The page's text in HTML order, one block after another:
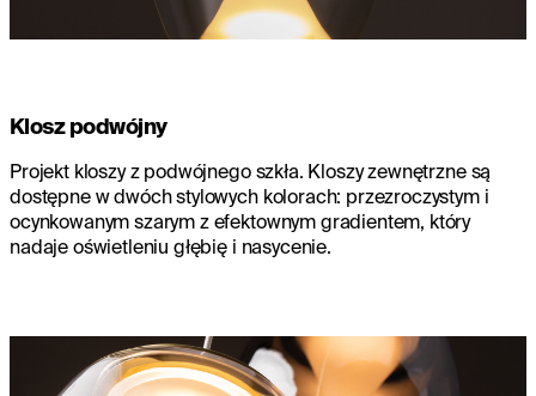
Klosz podwójny
Projekt kloszy z podwójnego szkła. Kloszy zewnętrzne są
dostępne w dwóch stylowych kolorach: przezroczystym i
ocynkowanym szarym z efektownym gradientem, który
nadaje oświetleniu głębię i nasycenie.